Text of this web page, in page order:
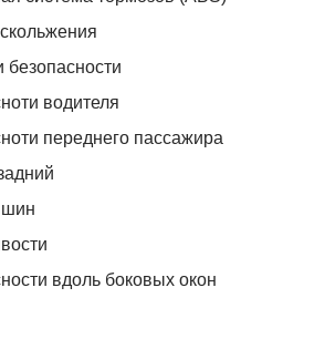
водителя
переднего пассажира
шин
вдоль боковых окон